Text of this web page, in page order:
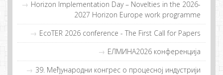
Horizon Implementation Day – Novelties in the 2026-
2027 Horizon Europe work programme
EcoTER 2026 conference - The First Call for Papers
EЛMИНA2026 конференција
39. Међународни конгрес о процесној индустрији